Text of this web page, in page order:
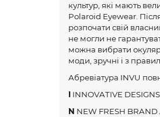
культур, які мають
Polaroid Eyewear.
розпочати свій
не могли не
можна вибрати
моди, зручні і з
Абревіатура INVU
I INNOVATIVE
N NEW FRESH BRAND